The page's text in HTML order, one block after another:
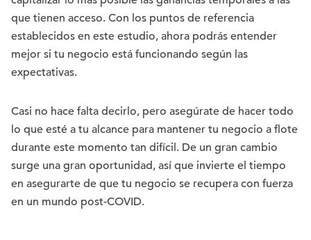
que tienen acceso. Con los puntos de referencia
establecidos en este estudio, ahora podrás entender
mejor si tu negocio está funcionando según las
expectativas.
Casi no hace falta decirlo, pero asegúrate de hacer todo
lo que esté a tu alcance para mantener tu negocio a flote
durante este momento tan difícil. De un gran cambio
surge una gran oportunidad, así que invierte el tiempo
en asegurarte de que tu negocio se recupera con fuerza
en un mundo post-COVID.